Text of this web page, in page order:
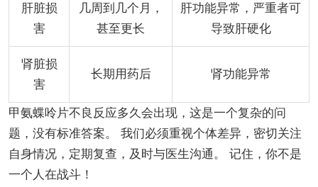
肝脏损
害
几周到几个月，
甚至更长
肝功能异常，严重者可
导致肝硬化
肾脏损
害
长期用药后 肾功能异常
甲氨蝶呤片不良反应多久会出现，这是一个复杂的问
题，没有标准答案。 我们必须重视个体差异，密切关注
自身情况，定期复查，及时与医生沟通。 记住，你不是
一个人在战斗！